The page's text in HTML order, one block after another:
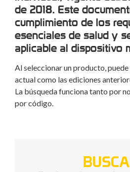
de 2018. Este
cumplimiento de los
esenciales de salud y
aplicable al dispositivo
Al seleccionar un producto,
actual como las ediciones
La búsqueda funciona tanto por
por código.